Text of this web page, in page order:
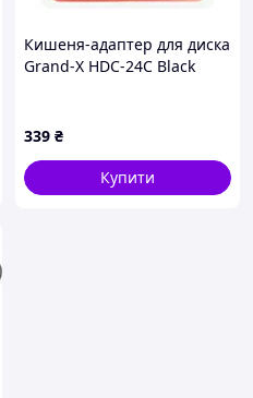
Кишеня-адаптер для диска
Grand-X HDC-24C Black
9,5mm
339 ₴
Купити